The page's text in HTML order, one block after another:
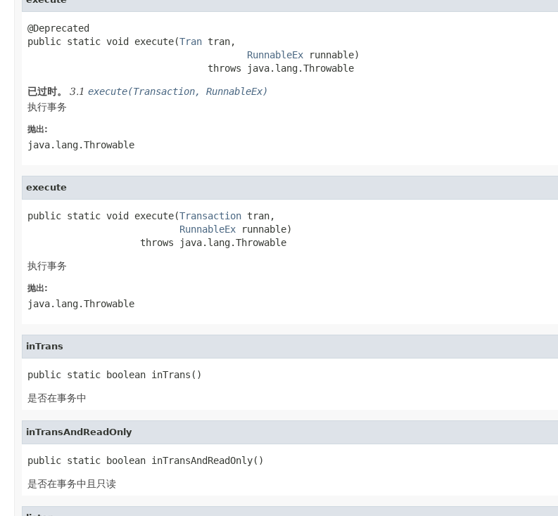
@Deprecated
public static void execute(Tran tran,
RunnableEx runnable)
                                throws java.lang.Throwable
已过时。 3.1 execute(Transaction, RunnableEx)
执行事务
抛出:
java.lang.Throwable
execute
public static void execute(Transaction tran,
RunnableEx runnable)
                    throws java.lang.Throwable
执行事务
抛出:
java.lang.Throwable
inTrans
public static boolean inTrans()
是否在事务中
inTransAndReadOnly
public static boolean inTransAndReadOnly()
是否在事务中且只读